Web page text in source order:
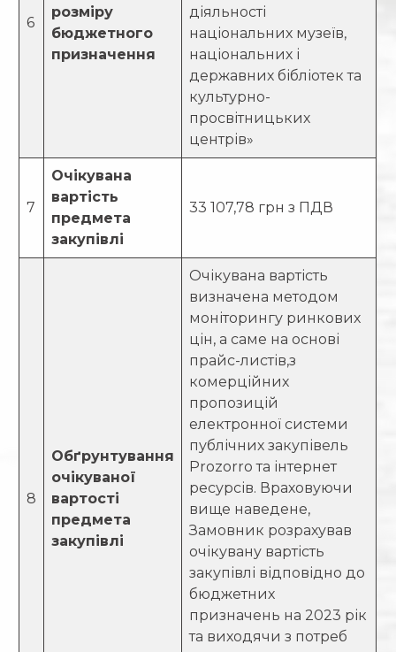
6
розміру
бюджетного
призначення
діяльності
національних музеїв,
національних і
державних бібліотек та
культурно-
просвітницьких
центрів»
7
Очікувана
вартість
предмета
закупівлі
33 107,78 грн з ПДВ
8
Обґрунтування
очікуваної
вартості
предмета
закупівлі
Очікувана вартість
визначена методом
моніторингу ринкових
цін, а саме на основі
прайс-листів,з
комерційних
пропозицій
електронної системи
публічних закупівель
Prozorro та інтернет
ресурсів. Враховуючи
вище наведене,
Замовник розрахував
очікувану вартість
закупівлі відповідно до
бюджетних
призначень на 2023 рік
та виходячи з потреб